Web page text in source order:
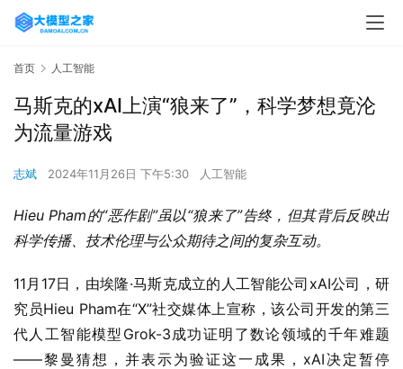
首页 人工智能
马斯克的xAI上演“狼来了”，科学梦想竟沦
为流量游戏
志斌 2024年11月26日 下午5:30 人工智能
Hieu Pham的“恶作剧”虽以“狼来了”告终，但其背后反映出
科学传播、技术伦理与公众期待之间的复杂互动。
11月17日，由埃隆·马斯克成立的人工智能公司xAI公司，研
究员Hieu Pham在“X”社交媒体上宣称，该公司开发的第三
代人工智能模型Grok-3成功证明了数论领域的千年难题
——黎曼猜想，并表示为验证这一成果，xAI决定暂停